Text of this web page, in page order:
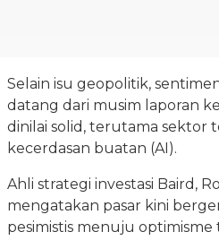
Selain isu geopolitik,
datang dari musim laporan
dinilai solid, terutama sektor
kecerdasan buatan (AI).
Ahli strategi investasi Baird,
mengatakan pasar kini
pesimistis menuju optimisme